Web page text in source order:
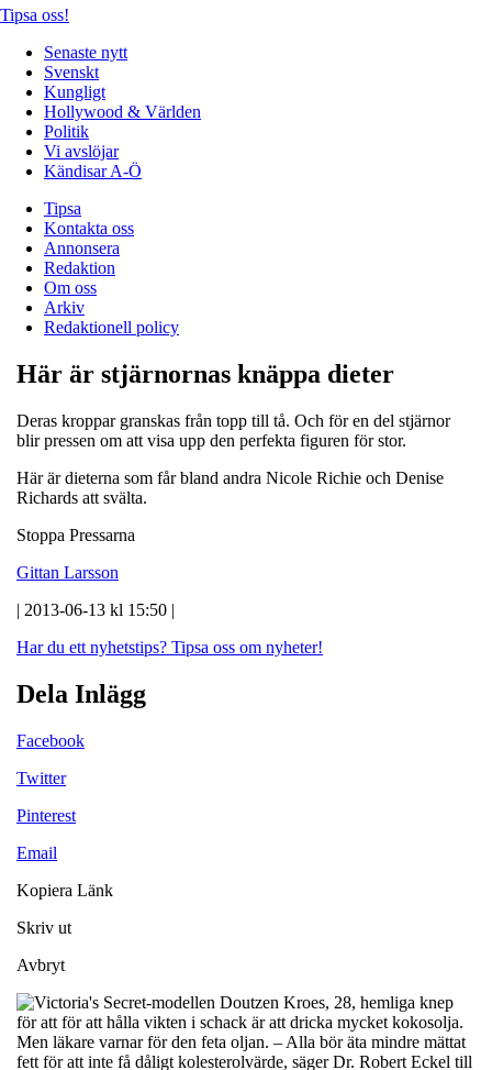
Tipsa oss!
Senaste nytt
Svenskt
Kungligt
Hollywood & Världen
Politik
Vi avslöjar
Kändisar A-Ö
Tipsa
Kontakta oss
Annonsera
Redaktion
Om oss
Arkiv
Redaktionell policy
Här är stjärnornas knäppa dieter
Deras kroppar granskas från topp till tå. Och för en del stjärnor
blir pressen om att visa upp den perfekta figuren för stor.
Här är dieterna som får bland andra Nicole Richie och Denise
Richards att svälta.
Stoppa Pressarna
Gittan Larsson
| 2013-06-13 kl 15:50 |
Har du ett nyhetstips? Tipsa oss om nyheter!
Dela Inlägg
Facebook
Twitter
Pinterest
Email
Kopiera Länk
Skriv ut
Avbryt